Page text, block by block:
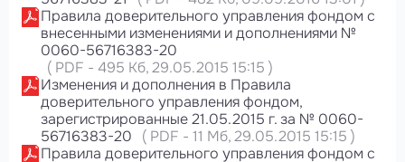
Правила доверительного управления фондом с
внесенными изменениями и дополнениями №
0060-56716383-20
( PDF - 495 Кб, 29.05.2015 15:15 )
Изменения и дополнения в Правила
доверительного управления фондом,
зарегистрированные 21.05.2015 г. за № 0060-
56716383-20
( PDF - 11 Мб, 29.05.2015 15:15 )
Правила доверительного управления фондом с